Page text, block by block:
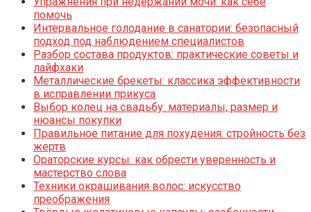
помочь
Интервальное голодание в санатории: безопасный
подход под наблюдением специалистов
Разбор состава продуктов: практические советы и
лайфхаки
Металлические брекеты: классика эффективности
в исправлении прикуса
Выбор колец на свадьбу: материалы, размер и
нюансы покупки
Правильное питание для похудения: стройность без
жертв
Ораторские курсы: как обрести уверенность и
мастерство слова
Техники окрашивания волос: искусство
преображения